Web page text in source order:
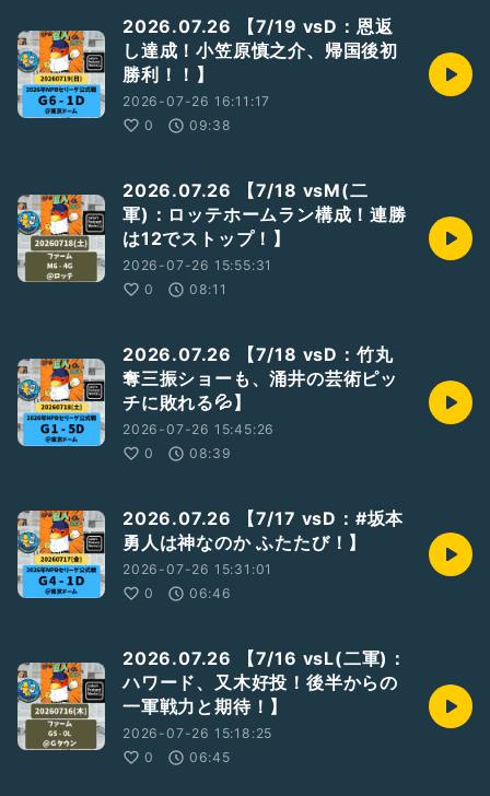
2026.07.26 【7/19 vsD：恩返
し達成！小笠原慎之介、帰国後初
勝利！！】
2026-07-26 16:11:17
0
09:38
2026.07.26 【7/18 vsM(二
軍)：ロッテホームラン構成！連勝
は12でストップ！】
2026-07-26 15:55:31
0
08:11
2026.07.26 【7/18 vsD：竹丸
奪三振ショーも、涌井の芸術ピッ
チに敗れる💦】
2026-07-26 15:45:26
0
08:39
2026.07.26 【7/17 vsD：#坂本
勇人は神なのか ふたたび！】
2026-07-26 15:31:01
0
06:46
2026.07.26 【7/16 vsL(二軍)：
ハワード、又木好投！後半からの
一軍戦力と期待！】
2026-07-26 15:18:25
0
06:45